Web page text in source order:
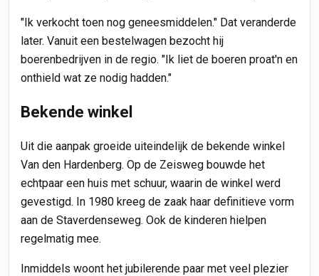
"Ik verkocht toen nog geneesmiddelen." Dat veranderde
later. Vanuit een bestelwagen bezocht hij
boerenbedrijven in de regio. "Ik liet de boeren proat'n en
onthield wat ze nodig hadden."
Bekende winkel
Uit die aanpak groeide uiteindelijk de bekende winkel
Van den Hardenberg. Op de Zeisweg bouwde het
echtpaar een huis met schuur, waarin de winkel werd
gevestigd. In 1980 kreeg de zaak haar definitieve vorm
aan de Staverdenseweg. Ook de kinderen hielpen
regelmatig mee.
Inmiddels woont het jubilerende paar met veel plezier